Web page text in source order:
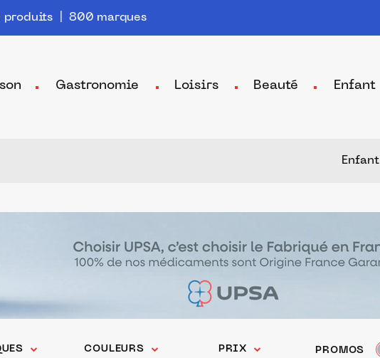
| 800 marques
Gastronomie Loisirs Beauté Enfant
Enfant
COULEURS PRIX PROMOS